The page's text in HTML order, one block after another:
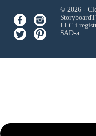
© 2026 -
LLCi
SAD-a